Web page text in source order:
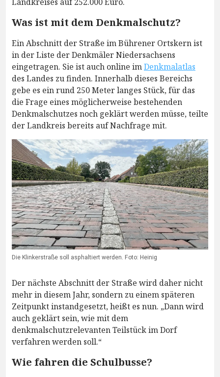
Was ist mit dem Denkmalschutz?
Ein Abschnitt der Straße im Bührener Ortskern ist
in der Liste der Denkmäler Niedersachsens
eingetragen. Sie ist auch online imDenkmalatlas
des Landes zu finden. Innerhalb dieses Bereichs
gebe es ein rund 250 Meter langes Stück, für das
die Frage eines möglicherweise bestehenden
Denkmalschutzes noch geklärt werden müsse, teilte
der Landkreis bereits auf Nachfrage mit.
Die Klinkerstraße soll asphaltiert werden. Foto: Heinig
Der nächste Abschnitt der Straße wird daher nicht
mehr in diesem Jahr, sondern zu einem späteren
Zeitpunkt instandgesetzt, heißt es nun. „Dann wird
auch geklärt sein, wie mit dem
denkmalschutzrelevanten Teilstück im Dorf
verfahren werden soll.“
Wie fahren die Schulbusse?